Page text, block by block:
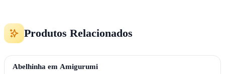
Produtos Relacionados
Abelhinha em Amigurumi